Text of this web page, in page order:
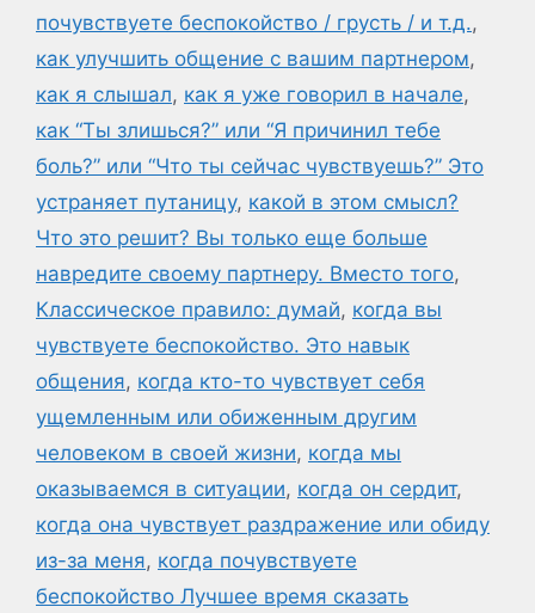
почувствуете беспокойство / грусть / и т.д.,
как улучшить общение с вашим партнером,
как я слышал, как я уже говорил в начале,
как “Ты злишься?” или “Я причинил тебе
боль?” или “Что ты сейчас чувствуешь?” Это
устраняет путаницу, какой в этом смысл?
Что это решит? Вы только еще больше
навредите своему партнеру. Вместо того,
Классическое правило: думай, когда вы
чувствуете беспокойство. Это навык
общения, когда кто-то чувствует себя
ущемленным или обиженным другим
человеком в своей жизни, когда мы
оказываемся в ситуации, когда он сердит,
когда она чувствует раздражение или обиду
из-за меня, когда почувствуете
беспокойство Лучшее время сказать